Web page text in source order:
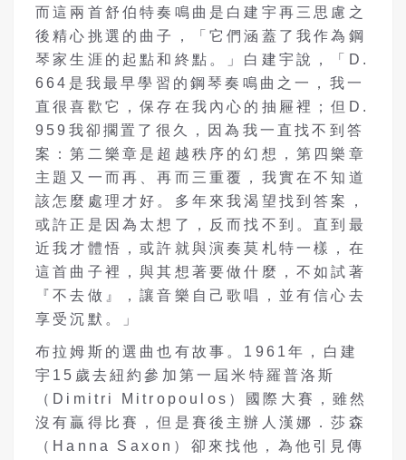
而這兩首舒伯特奏鳴曲是白建宇再三思慮之
後精心挑選的曲子，「它們涵蓋了我作為鋼
琴家生涯的起點和終點。」白建宇說，「D.
664是我最早學習的鋼琴奏鳴曲之一，我一
直很喜歡它，保存在我內心的抽屜裡；但D.
959我卻擱置了很久，因為我一直找不到答
案：第二樂章是超越秩序的幻想，第四樂章
主題又一而再、再而三重覆，我實在不知道
該怎麼處理才好。多年來我渴望找到答案，
或許正是因為太想了，反而找不到。直到最
近我才體悟，或許就與演奏莫札特一樣，在
這首曲子裡，與其想著要做什麼，不如試著
『不去做』，讓音樂自己歌唱，並有信心去
享受沉默。」
布拉姆斯的選曲也有故事。1961年，白建
宇15歲去紐約參加第一屆米特羅普洛斯
（Dimitri Mitropoulos）國際大賽，雖然
沒有贏得比賽，但是賽後主辦人漢娜．莎森
（Hanna Saxon）卻來找他，為他引見傳